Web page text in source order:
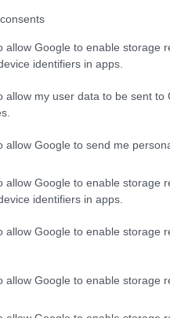
allow Google to enable storage
identifiers in apps.
allow my user data to be sent to
allow Google to send me
allow Google to enable storage
identifiers in apps.
allow Google to enable storage
allow Google to enable storage
E non è tutto: in alcune
sale addirittura a
conferma la regione
Si stima che
il che implica che
È proprio per questo
del 16 maggio
e l’importanza della
cronica dell’intestino